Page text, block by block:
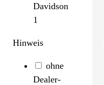
Davidson
1
Hinweis
ohne
Dealer-